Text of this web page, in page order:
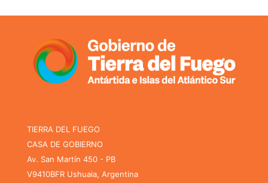
TIERRA DEL FUEGO
CASA DE GOBIERNO
Av. San Martín 450 - PB
V9410BFR Ushuaia, Argentina